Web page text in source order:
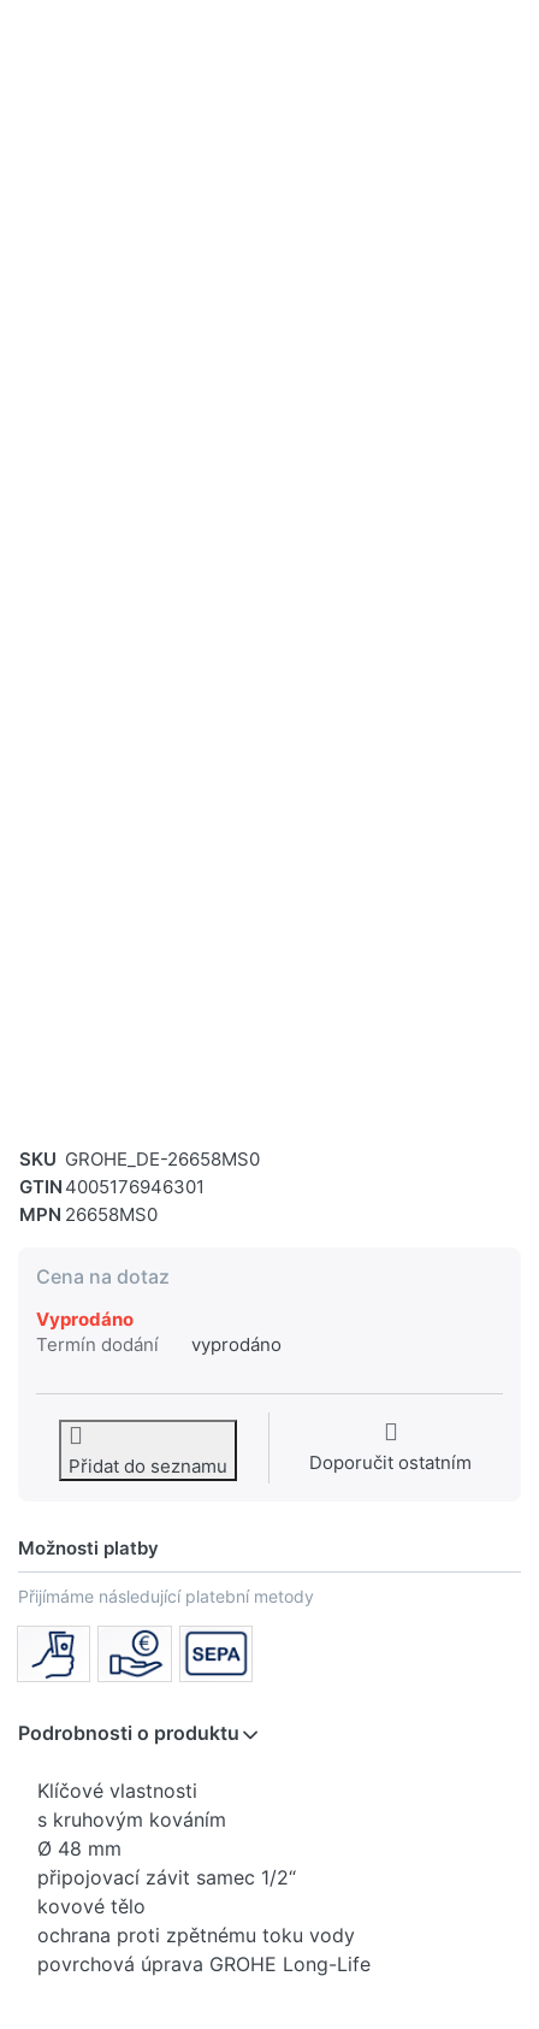
SKU GROHE_DE-26658MS0
GTIN 4005176946301
MPN 26658MS0
Cena na dotaz
Vyprodáno
Termín dodání
vyprodáno
Přidat do seznamu Doporučit ostatním
Možnosti platby
Přijímáme následující platební metody
Podrobnosti o produktu
Klíčové vlastnosti
s kruhovým kováním
Ø 48 mm
připojovací závit samec 1/2“
kovové tělo
ochrana proti zpětnému toku vody
povrchová úprava GROHE Long-Life